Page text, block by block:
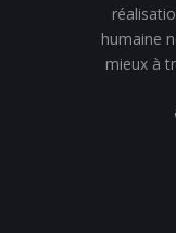
humaine
mieux à